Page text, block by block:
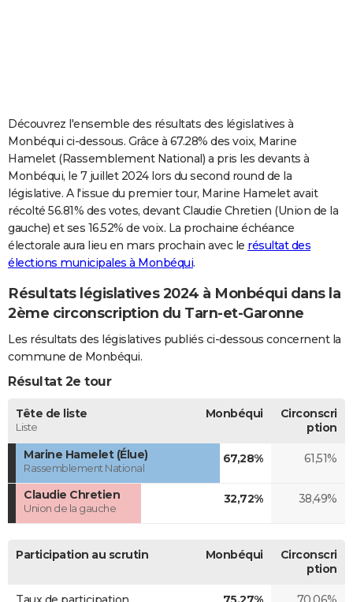
Carte de Noël
Carte Bonne année
Carte Saint-Valentin
Carte Pâques
Carte d'anniversaire
DICTIONNAIRE
Dictionnaire
Biographies
Citations
Expressions
Proverbes
PROGRAMME TV
COPAINS D'AVANT
S'inscrire
Se connecter
Lycées
Collèges
Primaires
Universités
Entreprises
Service militaire
Avis de recherche
AVIS DE DÉCÈS
Découvrez l'ensemble des résultats des législatives à
Monbéqui ci-dessous. Grâce à 67.28% des voix, Marine
Hamelet (Rassemblement National) a pris les devants à
Monbéqui, le 7 juillet 2024 lors du second round de la
législative. A l'issue du premier tour, Marine Hamelet avait
récolté 56.81% des votes, devant Claudie Chretien (Union de la
gauche) et ses 16.52% de voix. La prochaine échéance
électorale aura lieu en mars prochain avec le résultat des
élections municipales à Monbéqui.
Résultats législatives 2024 à Monbéqui dans la
2ème circonscription du Tarn-et-Garonne
Les résultats des législatives publiés ci-dessous concernent la
commune de Monbéqui.
Résultat 2e tour
Tête de liste
Liste
Monbéqui
Circonscri
ption
Marine Hamelet (Élue)
Rassemblement National
67,28% 61,51%
Claudie Chretien
Union de la gauche
32,72% 38,49%
Participation au scrutin Monbéqui
Circonscri
ption